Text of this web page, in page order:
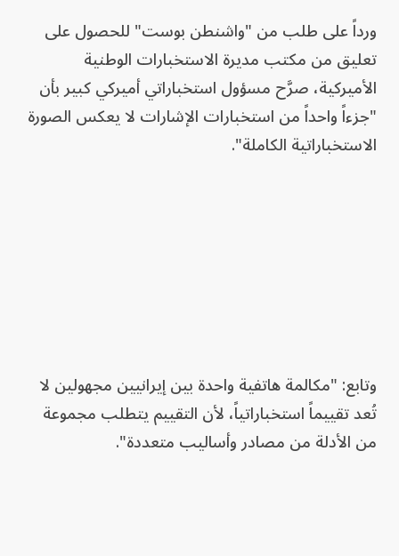
ورداً على طلب من "واشنطن بوست" للحصول على
تعليق من مكتب مديرة الاستخبارات الوطنية
الأميركية، صرَّح مسؤول استخباراتي أميركي كبير بأن
"جزءاً واحداً من استخبارات الإشارات لا يعكس الصورة
الاستخباراتية الكاملة".
وتابع: "مكالمة هاتفية واحدة بين إيرانيين مجهولين لا
تُعد تقييماً استخباراتياً، لأن التقييم يتطلب مجموعة
من الأدلة من مصادر وأساليب متعددة".